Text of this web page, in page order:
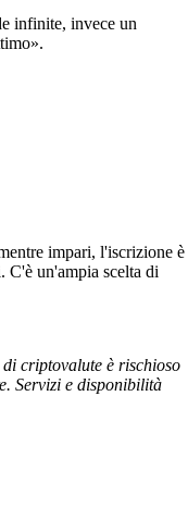
infinite, invece un
impari, l'iscrizione è
C'è un'ampia scelta di
criptovalute è rischioso
Servizi e disponibilità